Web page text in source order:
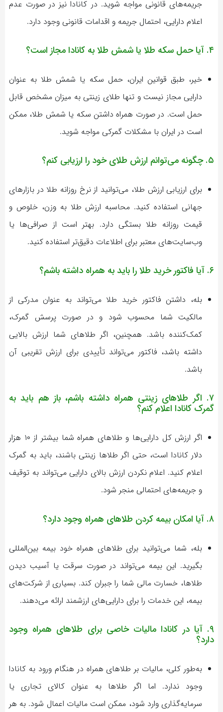
جریمه‌های قانونی مواجه شوید. در کانادا نیز در صورت عدم
اعلام دارایی، احتمال جریمه و اقدامات قانونی وجود دارد.
۴. آیا حمل سکه طلا یا شمش طلا به کانادا مجاز است؟
خیر، طبق قوانین ایران، حمل سکه یا شمش طلا به عنوان
دارایی مجاز نیست و تنها طلای زینتی به میزان مشخص قابل
حمل است. در صورت همراه داشتن سکه یا شمش طلا، ممکن
است در ایران با مشکلات گمرکی مواجه شوید.
۵. چگونه می‌توانم ارزش طلای خود را ارزیابی کنم؟
برای ارزیابی ارزش طلا، می‌توانید از نرخ روزانه طلا در بازارهای
جهانی استفاده کنید. محاسبه ارزش طلا به وزن، خلوص و
قیمت روزانه طلا بستگی دارد. بهتر است از صرافی‌ها یا
وب‌سایت‌های معتبر برای اطلاعات دقیق‌تر استفاده کنید.
۶. آیا فاکتور خرید طلا را باید به همراه داشته باشم؟
بله، داشتن فاکتور خرید طلا می‌تواند به عنوان مدرکی از
مالکیت شما محسوب شود و در صورت پرسش گمرک،
کمک‌کننده باشد. همچنین، اگر طلاهای شما ارزش بالایی
داشته باشد، فاکتور می‌تواند تأییدی برای ارزش تقریبی آن
باشد.
۷. اگر طلاهای زینتی همراه داشته باشم، باز هم باید به
گمرک کانادا اعلام کنم؟
اگر ارزش کل دارایی‌ها و طلاهای همراه شما بیشتر از ۱۰ هزار
دلار کانادا است، حتی اگر طلاها زینتی باشند، باید به گمرک
اعلام کنید. اعلام نکردن ارزش بالای دارایی می‌تواند به توقیف
و جریمه‌های احتمالی منجر شود.
۸. آیا امکان بیمه کردن طلاهای همراه وجود دارد؟
بله، شما می‌توانید برای طلاهای همراه خود بیمه بین‌المللی
بگیرید. این بیمه می‌تواند در صورت سرقت یا آسیب دیدن
طلاها، خسارت مالی شما را جبران کند. بسیاری از شرکت‌های
بیمه، این خدمات را برای دارایی‌های ارزشمند ارائه می‌دهند.
۹. آیا در کانادا مالیات خاصی برای طلاهای همراه وجود
دارد؟
به‌طور کلی، مالیات بر طلاهای همراه در هنگام ورود به کانادا
وجود ندارد. اما اگر طلاها به عنوان کالای تجاری یا
سرمایه‌گذاری وارد شود، ممکن است مالیات اعمال شود. به هر